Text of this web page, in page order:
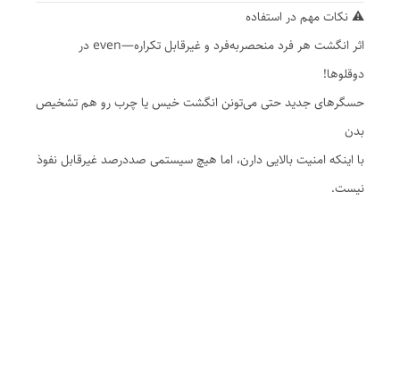
⚠️ نکات مهم در استفاده
اثر انگشت هر فرد منحصربه‌فرد و غیرقابل تکراره—even در
دوقلوها!
حسگرهای جدید حتی می‌تونن انگشت خیس یا چرب رو هم تشخیص
بدن
با اینکه امنیت بالایی دارن، اما هیچ سیستمی صددرصد غیرقابل نفوذ
نیست.